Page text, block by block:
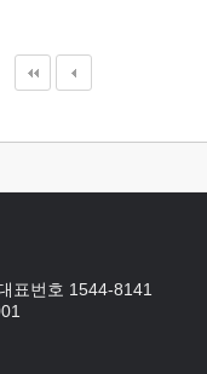
표번호 1544-8141